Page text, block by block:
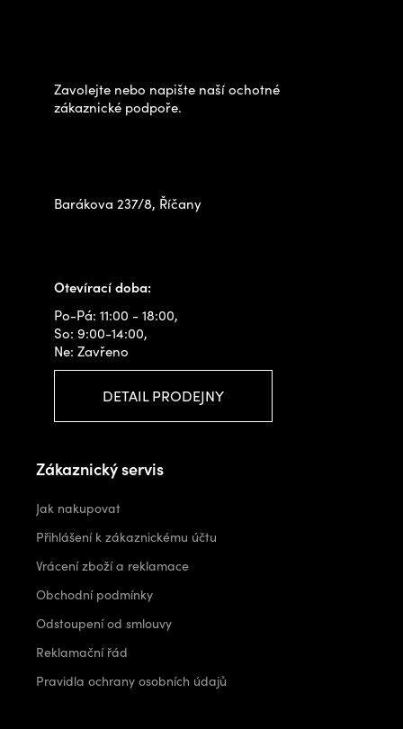
Zavolejte nebo napište naší ochotné
zákaznické podpoře.
Barákova 237/8, Říčany
Otevírací doba:
Po-Pá: 11:00 - 18:00,
So: 9:00-14:00,
Ne: Zavřeno
DETAIL PRODEJNY
Zákaznický servis
Jak nakupovat
Přihlášení k zákaznickému účtu
Vrácení zboží a reklamace
Obchodní podmínky
Odstoupení od smlouvy
Reklamační řád
Pravidla ochrany osobních údajů